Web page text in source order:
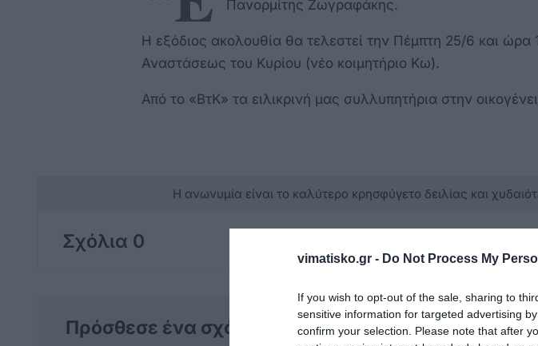
vimatisko.gr - Do Not Process My
If you wish to opt-out of the sale, sharing to
sensitive information for targeted advertising
confirm your selection. Please note that after
Πανορμίτης Ζωγραφάκης.
Η εξόδιος ακολουθία θα τελεστεί την Πέμπτη 25/6 και ώρα
Αναστάσεως του Κυρίου (νέο κοιμητήριο Κω).
Από το «ΒτΚ» τα ειλικρινή μας συλλυπητήρια στην
Η ανωνυμία είναι το καλύτερο κρησφύγετο δειλίας και
Σχόλια 0
Πρόσθεσε ένα σχόλιο